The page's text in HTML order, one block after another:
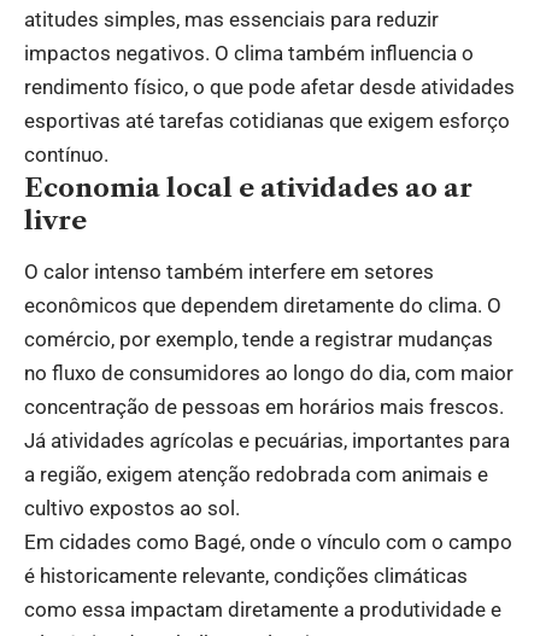
atitudes simples, mas essenciais para reduzir
impactos negativos. O clima também influencia o
rendimento físico, o que pode afetar desde atividades
esportivas até tarefas cotidianas que exigem esforço
contínuo.
Economia local e atividades ao ar
livre
O calor intenso também interfere em setores
econômicos que dependem diretamente do clima. O
comércio, por exemplo, tende a registrar mudanças
no fluxo de consumidores ao longo do dia, com maior
concentração de pessoas em horários mais frescos.
Já atividades agrícolas e pecuárias, importantes para
a região, exigem atenção redobrada com animais e
cultivo expostos ao sol.
Em cidades como Bagé, onde o vínculo com o campo
é historicamente relevante, condições climáticas
como essa impactam diretamente a produtividade e